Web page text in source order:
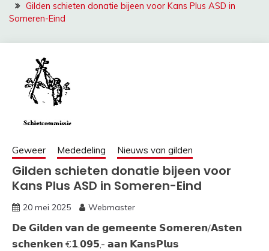
Gilden schieten donatie bijeen voor Kans Plus ASD in
Someren-Eind
Geweer Mededeling Nieuws van gilden
Gilden schieten donatie bijeen voor
Kans Plus ASD in Someren-Eind
20 mei 2025 Webmaster
𝗗𝗲 𝗚𝗶𝗹𝗱𝗲𝗻 𝘃𝗮𝗻 𝗱𝗲 𝗴𝗲𝗺𝗲𝗲𝗻𝘁𝗲 𝗦𝗼𝗺𝗲𝗿𝗲𝗻/𝗔𝘀𝘁𝗲𝗻
𝘀𝗰𝗵𝗲𝗻𝗸𝗲𝗻 €𝟭.𝟬𝟵𝟱,- 𝗮𝗮𝗻 𝗞𝗮𝗻𝘀𝗣𝗹𝘂𝘀